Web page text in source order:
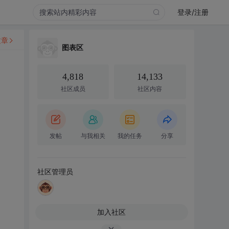
登录/注册
图表区
4,818
社区成员
14,133
社区内容
发帖 与我相关 我的任务 分享
社区管理员
加入社区